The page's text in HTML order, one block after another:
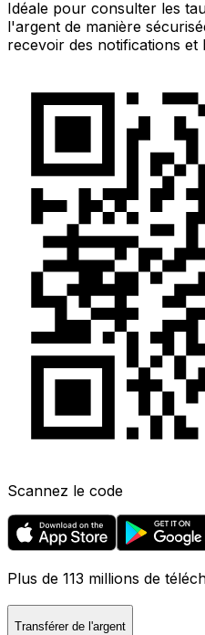
Idéale pour consulter les
l'argent de manière
recevoir des notifications et
Scannez le code
Plus de 113 millions de
Transférer de l'argent